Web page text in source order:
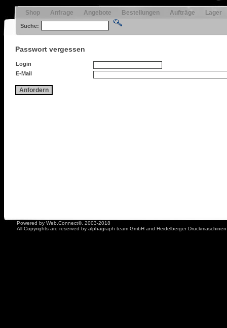
Shop Anfrage Angebote Bestellungen Aufträge Lager
Suche:
Passwort vergessen
Login
E-Mail
Anfordern
Powered by Web.Connect©. 2003-2018
All Copyrights are reserved by alphagraph team GmbH and Heidelberger